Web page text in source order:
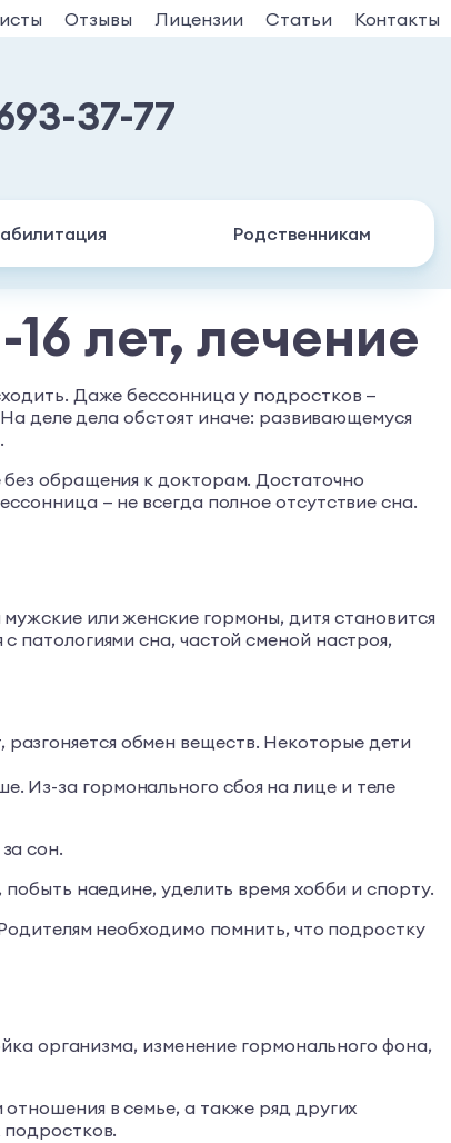
Отзывы Лицензии Статьи Контакты
37-77
Родственникам
лет, лечение
Даже бессонница у подростков —
деле дела обстоят иначе: развивающемуся
обращения к докторам. Достаточно
— не всегда полное отсутствие сна.
или женские гормоны, дитя становится
патологиями сна, частой сменой настроя,
обмен веществ. Некоторые дети
Из-за гормонального сбоя на лице и теле
сон.
наедине, уделить время хобби и спорту.
необходимо помнить, что подростку
организма, изменение гормонального фона,
в семье, а также ряд других